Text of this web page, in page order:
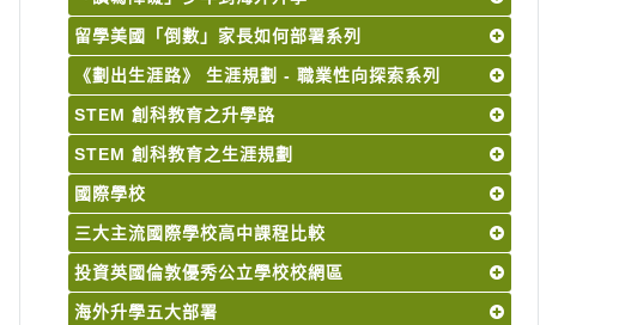
留學美國「倒數」家長如何部署系列
《劃出生涯路》 生涯規劃 - 職業性向探索系列
STEM 創科教育之升學路
STEM 創科教育之生涯規劃
國際學校
三大主流國際學校高中課程比較
投資英國倫敦優秀公立學校校網區
海外升學五大部署